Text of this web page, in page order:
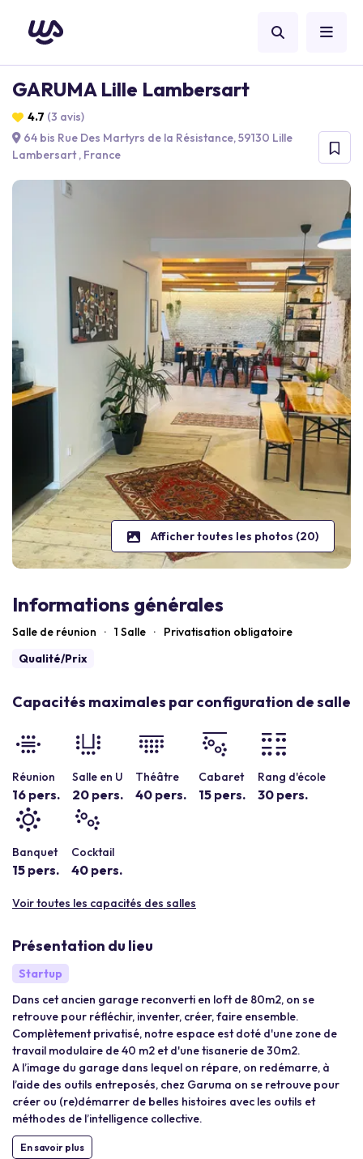
GARUMA Lille Lambersart
4.7 (3 avis)
64 bis Rue Des Martyrs de la Résistance, 59130 Lille
Lambersart , France
Afficher toutes les photos (20)
Informations générales
Salle de réunion · 1 Salle ·
Privatisation obligatoire
Qualité/Prix
Capacités maximales par configuration de salle
Réunion
16 pers.
Salle en U
20 pers.
Théâtre
40 pers.
Cabaret
15 pers.
Rang d'école
30 pers.
Banquet
15 pers.
Cocktail
40 pers.
Voir toutes les capacités des salles
Présentation du lieu
Startup
Dans cet ancien garage reconverti en loft de 80m2, on se
retrouve pour réfléchir, inventer, créer, faire ensemble.
Complètement privatisé, notre espace est doté d'une zone de
travail modulaire de 40 m2 et d'une tisanerie de 30m2.
A l’image du garage dans lequel on répare, on redémarre, à
l’aide des outils entreposés, chez Garuma on se retrouve pour
créer ou (re)démarrer de belles histoires avec les outils et
méthodes de l’intelligence collective.
En savoir plus